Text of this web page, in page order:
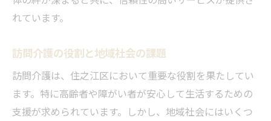
れています。
訪問介護の役割と地域社会の課題
訪問介護は、住之江区において重要な役割を果たしてい
ます。特に高齢者や障がい者が安心して生活するための
支援が求められています。しかし、地域社会にはいくつ